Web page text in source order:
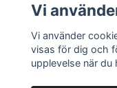
Vi
Vi använder
visas för dig och
upplevelse när du